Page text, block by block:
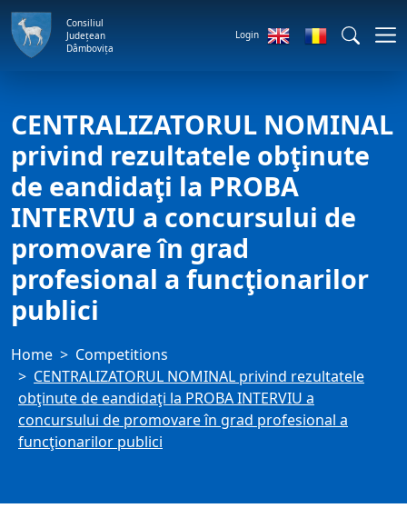
Consiliul
Județean
Dâmbovița
Login
CENTRALIZATORUL NOMINAL
privind rezultatele obţinute
de eandidaţi la PROBA
INTERVIU a concursului de
promovare în grad
profesional a funcţionarilor
publici
Home
Competitions
CENTRALIZATORUL NOMINAL privind rezultatele
obţinute de eandidaţi la PROBA INTERVIU a
concursului de promovare în grad profesional a
funcţionarilor publici